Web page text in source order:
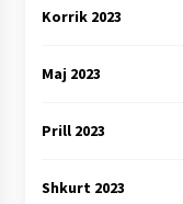
Korrik 2023
Maj 2023
Prill 2023
Shkurt 2023